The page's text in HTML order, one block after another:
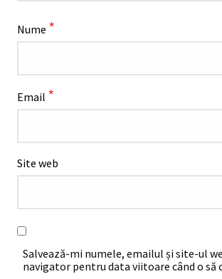
Nume *
Email *
Site web
Salvează-mi numele, emailul și site-ul
navigator pentru data viitoare când o să